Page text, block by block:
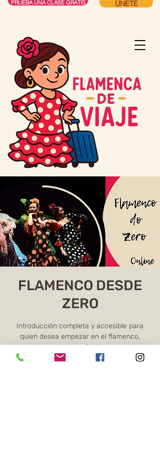
PRUEBA UNA CLASE GRATIS ÚNETE
FLAMENCO DESDE
ZERO
Introducción completa y accesible para
quien desea empezar en el flamenco,
construyendo base rítmica, corporal y
expresiva desde el inicio.